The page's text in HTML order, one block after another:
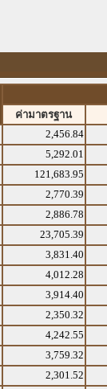
ค่ามาตรฐาน
2,456.84
5,292.01
121,683.95
2,770.39
2,886.78
23,705.39
3,831.40
4,012.28
3,914.40
2,350.32
4,242.55
3,759.32
2,301.52